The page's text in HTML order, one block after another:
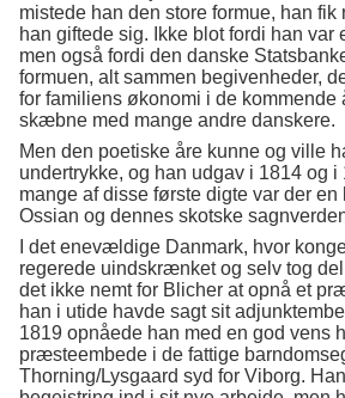
mistede han den store formue, han fik
han giftede sig. Ikke blot fordi han var
men også fordi den danske
formuen, alt sammen begivenheder,
for familiens økonomi i de kommende
skæbne med mange andre danskere.
Men den poetiske åre kunne og ville
undertrykke, og han udgav i 1814 og i
mange af disse første digte var der en
Ossian og dennes skotske
I det enevældige Danmark, hvor
regerede uindskrænket og selv tog
det ikke nemt for Blicher at opnå et
han i utide havde sagt sit
1819 opnåede han med en god vens
præsteembede i de fattige
Thorning/Lysgaard syd for Viborg.